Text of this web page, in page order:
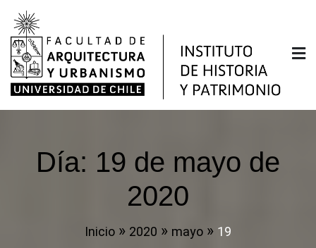
Saltar
contenido
Instituto de Historia y
Patrimonio
Facultad de Arquitectura y Urbanismo de la
Día: 19 de mayo de
2020
Inicio 2020 mayo 19